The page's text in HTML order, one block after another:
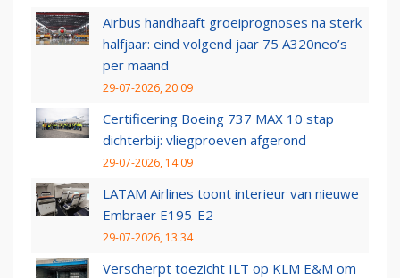
Airbus handhaaft groeiprognoses na sterk
halfjaar: eind volgend jaar 75 A320neo’s
per maand
29-07-2026, 20:09
Certificering Boeing 737 MAX 10 stap
dichterbij: vliegproeven afgerond
29-07-2026, 14:09
LATAM Airlines toont interieur van nieuwe
Embraer E195-E2
29-07-2026, 13:34
Verscherpt toezicht ILT op KLM E&M om